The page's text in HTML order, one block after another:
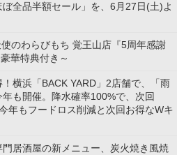
全品半額セール」を、6月27日(土)よ
のわらびもち 覚王山店『5周年感謝
華特典付き～
横浜「BACK YARD」2店舗で、「雨
も開催。降水確率100%で、次回
年もフードロス削減と次回お得なWキ
居酒屋の新メニュー、炭火焼き風焼